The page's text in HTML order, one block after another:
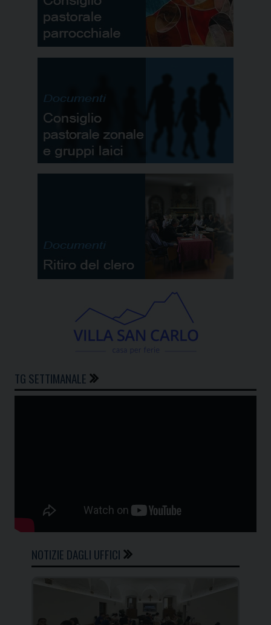
TG SETTIMANALE
NOTIZIE DAGLI UFFICI